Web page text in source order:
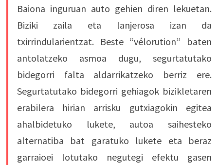
Baiona inguruan auto gehien diren lekuetan.
Biziki zaila eta lanjerosa izan da
txirrindularientzat. Beste “vélorution” baten
antolatzeko asmoa dugu, segurtatutako
bidegorri falta aldarrikatzeko berriz ere.
Segurtatutako bidegorri gehiagok bizikletaren
erabilera hirian arrisku gutxiagokin egitea
ahalbidetuko lukete, autoa saihesteko
alternatiba bat garatuko lukete eta beraz
garraioei lotutako negutegi efektu gasen